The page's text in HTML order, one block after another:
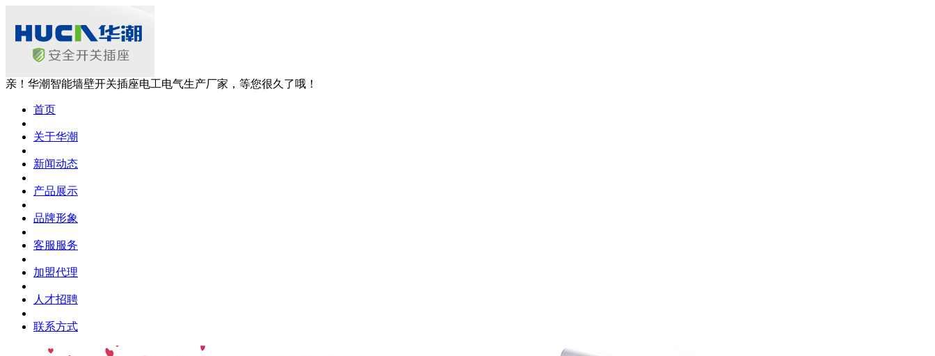
亲！华潮智能墙壁开关插座电工电气生产厂家，等您很久了哦！
首页
关于华潮
新闻动态
产品展示
品牌形象
客服服务
加盟代理
人才招聘
联系方式